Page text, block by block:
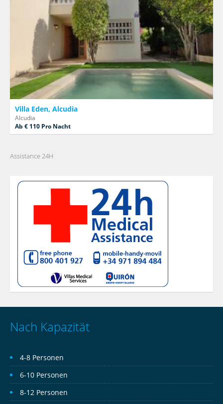
Villa Eden, Alcudia
Alcudia
Ab € 110 Pro Nacht
Assistance 24H
Nach Kapazität
4-8 Personen
6-10 Personen
8-12 Personen